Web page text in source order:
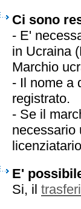
Ci sono
- E'
in Ucraina
Marchio
- Il nome a
registrato.
- Se il
necessario
licenziatario
E'
Si, il